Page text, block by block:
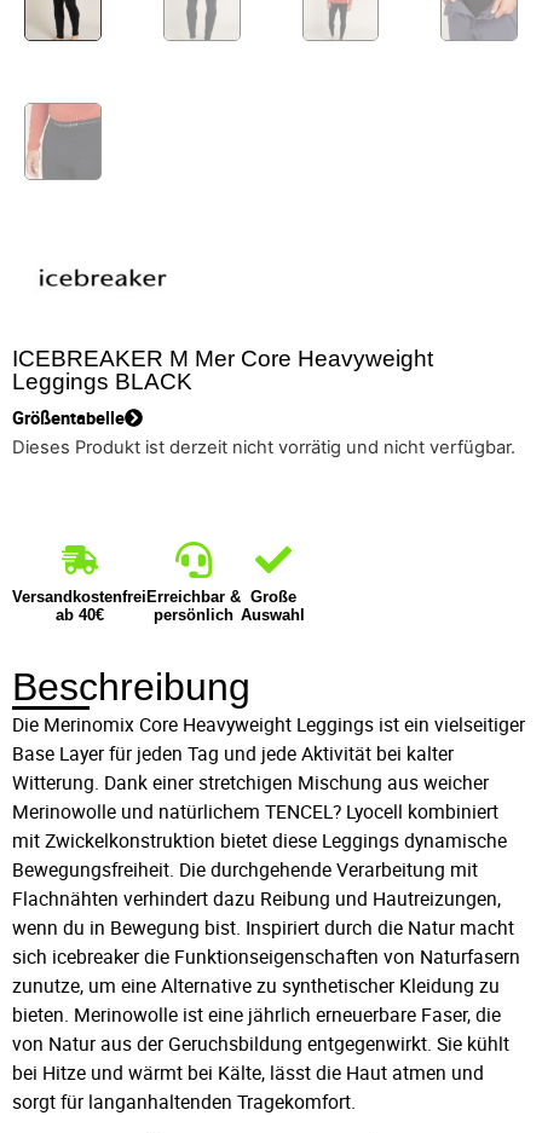
ICEBREAKER M Mer Core Heavyweight
Leggings BLACK
Größentabelle
Dieses Produkt ist derzeit nicht vorrätig und nicht verfügbar.
Versandkostenfrei
ab 40€
Erreichbar &
persönlich
Große
Auswahl
Beschreibung
Die Merinomix Core Heavyweight Leggings ist ein vielseitiger
Base Layer für jeden Tag und jede Aktivität bei kalter
Witterung. Dank einer stretchigen Mischung aus weicher
Merinowolle und natürlichem TENCEL? Lyocell kombiniert
mit Zwickelkonstruktion bietet diese Leggings dynamische
Bewegungsfreiheit. Die durchgehende Verarbeitung mit
Flachnähten verhindert dazu Reibung und Hautreizungen,
wenn du in Bewegung bist. Inspiriert durch die Natur macht
sich icebreaker die Funktionseigenschaften von Naturfasern
zunutze, um eine Alternative zu synthetischer Kleidung zu
bieten. Merinowolle ist eine jährlich erneuerbare Faser, die
von Natur aus der Geruchsbildung entgegenwirkt. Sie kühlt
bei Hitze und wärmt bei Kälte, lässt die Haut atmen und
sorgt für langanhaltenden Tragekomfort.